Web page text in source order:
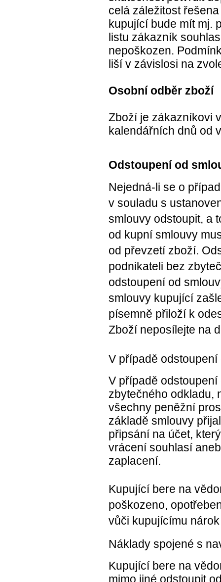
celá záležitost
kupující bude mít mj.
listu zákazník
nepoškozen.
liší v závislosi na
Osobní odběr zboží
Zboží je zákazníkovi
kalendářních dnů od
Odstoupení od
Nejedná-li se o
v souladu s
smlouvy odstoupit, a
od kupní smlouvy
od převzetí zboží.
podnikateli bez
odstoupení od
smlouvy kupující
písemně přiloží k
Zboží neposílejte na
V případě
V případě
zbytečného odkladu,
všechny peněžní
základě smlouvy
připsání na účet,
vrácení souhlasí
zaplacení.
Kupující bere na
poškozeno,
vůči kupujícímu
Náklady spojené s
Kupující bere na
mimo jiné odstoupit